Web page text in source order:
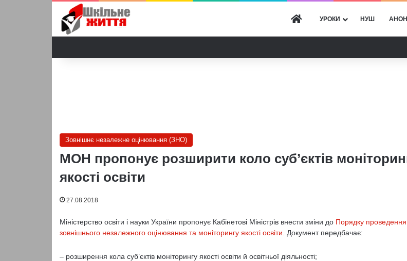
ГОЛОВНА
УРОКИ НУШ
Зовнішнє незалежне оцінювання (ЗНО)
МОН пропонує розширити коло суб’єктів
якості освіти
27.08.2018
Міністерство освіти і науки України пропонує Кабінетові Міністрів внести зміни до Порядку проведення
зовнішнього незалежного оцінювання та моніторингу якості освіти.
Документ передбачає:
– розширення кола суб’єктів моніторингу якості освіти й освітньої діяльності;